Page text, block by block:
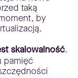
taką
by
skalowalność.
pamięć